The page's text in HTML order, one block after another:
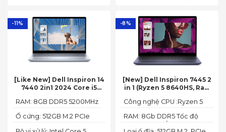
-11%
[Like New] Dell Inspiron 14
7440 2in1 2024 Core i5
FHD+
Ổ cứng: 512GB M.2 PCIe
RAM: 8GB DDR5 5200MHz
-8%
[New] Dell Inspiron 7445 2
in 1 (Ryzen 5 8640HS, Ram
Radeon,14 FHD+ Touch)
RAM: 8Gb DDR5 Tốc độ
BUS :5200MT/s
Công nghệ CPU :Ryzen 5